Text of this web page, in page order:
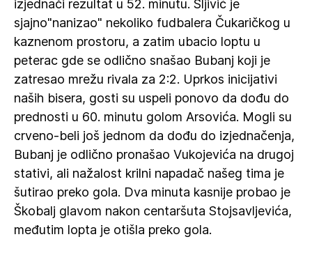
izjednači rezultat u 52. minutu. Šljivić je
sjajno"nanizao" nekoliko fudbalera Čukaričkog u
kaznenom prostoru, a zatim ubacio loptu u
peterac gde se odlično snašao Bubanj koji je
zatresao mrežu rivala za 2:2. Uprkos inicijativi
naših bisera, gosti su uspeli ponovo da dođu do
prednosti u 60. minutu golom Arsovića. Mogli su
crveno-beli još jednom da dođu do izjednačenja,
Bubanj je odlično pronašao Vukojevića na drugoj
stativi, ali nažalost krilni napadač našeg tima je
šutirao preko gola. Dva minuta kasnije probao je
Škobalj glavom nakon centaršuta Stojsavljevića,
međutim lopta je otišla preko gola.